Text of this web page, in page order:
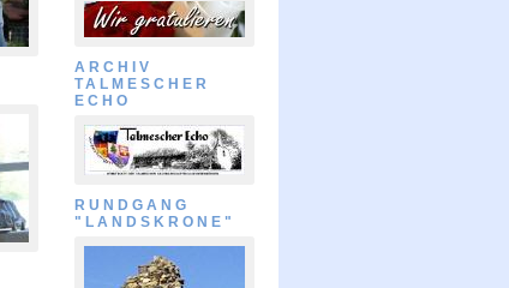
ARCHIV
TALMESCHER
ECHO
RUNDGANG
"LANDSKRONE"